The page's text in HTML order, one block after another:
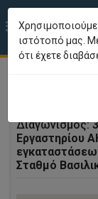
Διαγωνισμός:
Εργαστηρίου
Σταθμό
Χρησιμοποιούμε
ιστότοπό μας.
ότι έχετε